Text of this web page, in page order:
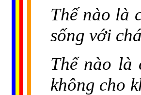
Thế nào là
sống với
Thế nào là
không cho